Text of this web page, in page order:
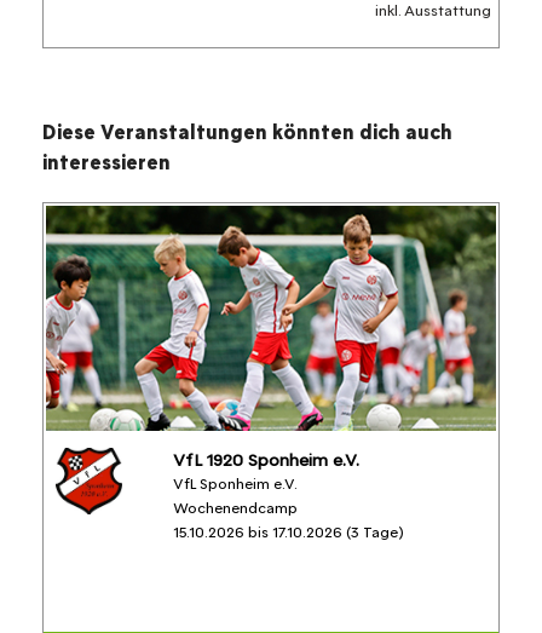
inkl. Ausstattung
Diese Veranstaltungen könnten dich auch
interessieren
VfL 1920 Sponheim e.V.
VfL Sponheim e.V.
Wochenendcamp
15.10.2026 bis 17.10.2026 (3 Tage)